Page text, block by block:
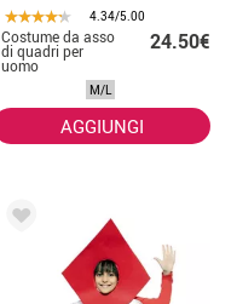
4.34/5.00
Costume da asso
di quadri per
uomo
24.50€
M/L
AGGIUNGI